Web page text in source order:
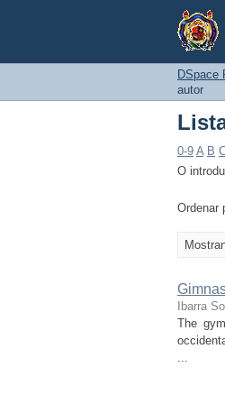
DSpace
autor
0-9 A B
O
Ordenar
Ibarra
The
...